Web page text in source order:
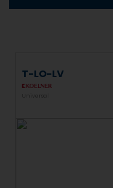
T-LO-LV
Universal